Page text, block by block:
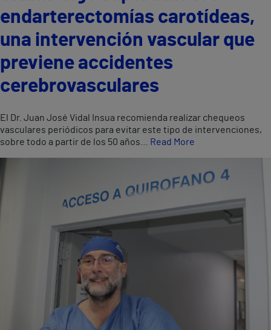
endarterectomías carotídeas,
una intervención vascular que
previene accidentes
cerebrovasculares
El Dr. Juan José Vidal Insua recomienda realizar chequeos
vasculares periódicos para evitar este tipo de intervenciones,
sobre todo a partir de los 50 años… Read More